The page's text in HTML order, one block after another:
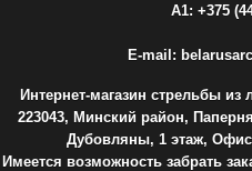
A1: +375
E-mail:
Интернет-магазин стрельбы из
223043, Минский район,
Дубовляны, 1 этаж,
Имеется возможность забрать